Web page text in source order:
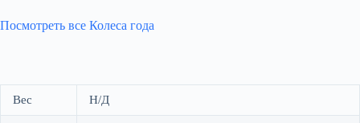
Посмотреть все Колеса года
Вес Н/Д